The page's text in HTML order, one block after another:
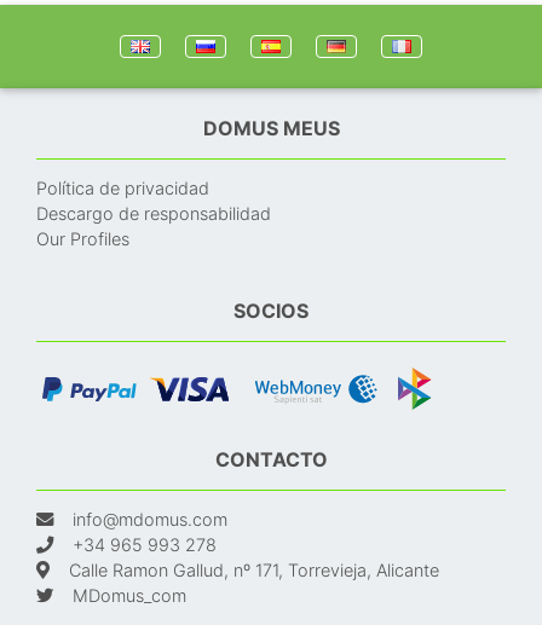
DOMUS MEUS
Política de privacidad
Descargo de responsabilidad
Our Profiles
SOCIOS
CONTACTO
info@mdomus.com
+34 965 993 278
Calle Ramon Gallud, nº 171, Torrevieja, Alicante
MDomus_com